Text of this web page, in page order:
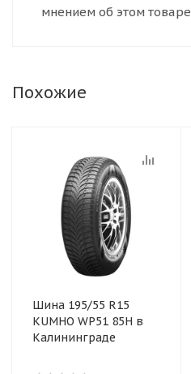
мнением об этом товаре
Похожие
Шина 195/55 R15
KUMHO WP51 85H в
Калининграде